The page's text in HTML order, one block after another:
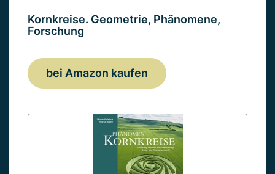
Kornkreise. Geometrie, Phänomene,
Forschung
bei Amazon kaufen